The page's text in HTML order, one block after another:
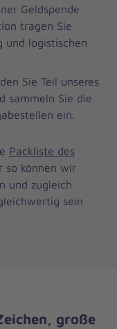
Geldspende
tragen Sie
und logistischen
Sie Teil unseres
sammeln Sie die
ein.
Packliste des
so können wir
und zugleich
sein
große